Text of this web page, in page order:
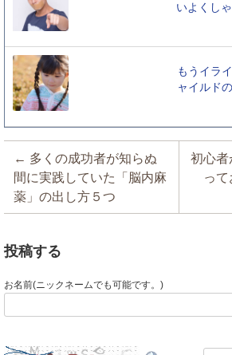
いよくし
もうイラ
ャイルド
← 多くの成功者が知らぬ
間に実践していた「脳内麻
薬」の出し方５つ
初心者
っ
投稿する
お名前(ニックネームでも可能です。)